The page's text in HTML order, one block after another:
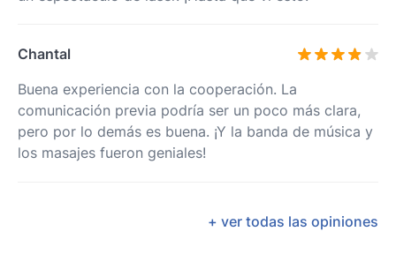
Chantal
Buena experiencia con la cooperación. La
comunicación previa podría ser un poco más clara,
pero por lo demás es buena. ¡Y la banda de música y
los masajes fueron geniales!
+ ver todas las opiniones